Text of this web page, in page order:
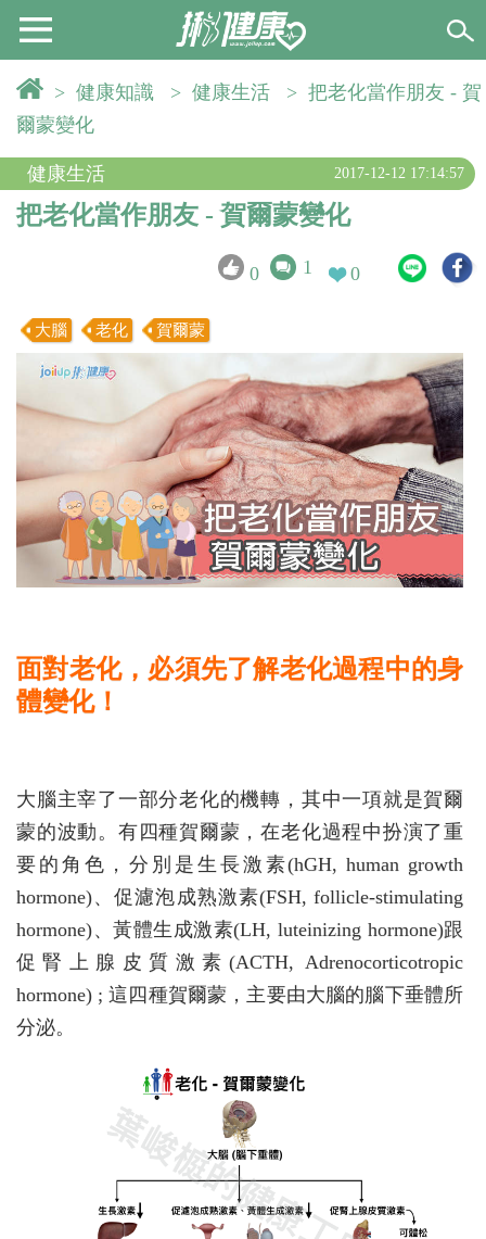
> 健康知識 > 健康生活 > 把老化當作朋友 - 賀
爾蒙變化
健康生活 2017-12-12 17:14:57
把老化當作朋友 - 賀爾蒙變化
0 1 0
大腦 老化 賀爾蒙
面對老化，必須先了解老化過程中的身
體變化！
大腦主宰了一部分老化的機轉，其中一項就是賀爾
蒙的波動。有四種賀爾蒙，在老化過程中扮演了重
要的角色，分別是生長激素(hGH, human growth
hormone)、促濾泡成熟激素(FSH, follicle-stimulating
hormone)、黃體生成激素(LH, luteinizing hormone)跟
促腎上腺皮質激素(ACTH, Adrenocorticotropic
hormone) ; 這四種賀爾蒙，主要由大腦的腦下垂體所
分泌。